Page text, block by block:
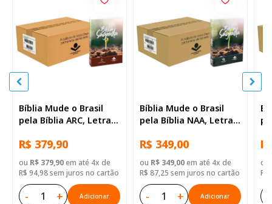
Bíblia Mude o Brasil
pela Bíblia ARC, Letra
— 52 Biblias
R$ 379,90
ou R$ 379,90em até 4x de
R$ 94,98 sem juros no cartão
- + Adicionar
Bíblia Mude o Brasil
pela Bíblia NAA, Letra
— Mude Brasil
R$ 349,00
ou R$ 349,00em até 4x de
R$ 87,25 sem juros no cartão
- + Adicionar
—
ou
R$